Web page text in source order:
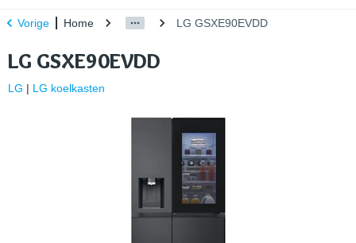
Vorige Home LG GSXE90EVDD
LG GSXE90EVDD
LG | LG koelkasten